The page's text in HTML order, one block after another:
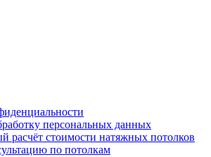
персональных данных
расчёт стоимости натяжных потолков
по потолкам